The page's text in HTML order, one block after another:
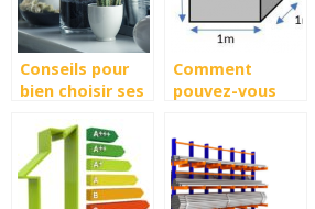
Conseils pour
bien choisir ses
Comment
pouvez-vous
convertir des
metres cubes ?